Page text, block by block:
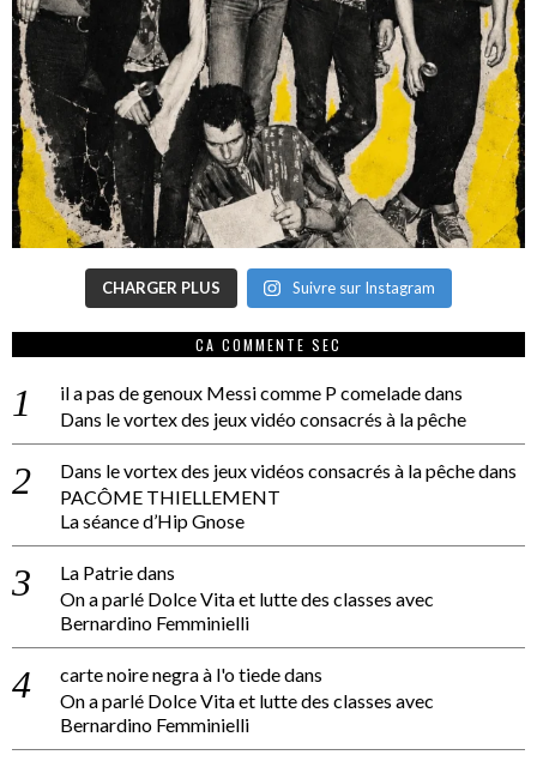
CHARGER PLUS Suivre sur Instagram
CA COMMENTE SEC
il a pas de genoux Messi comme P comeladedans
Dans le vortex des jeux vidéo consacrés à la pêche
Dans le vortex des jeux vidéos consacrés à la pêchedans
PACÔME THIELLEMENT
La séance d’Hip Gnose
La Patriedans
On a parlé Dolce Vita et lutte des classes avec
Bernardino Femminielli
carte noire negra à l'o tiededans
On a parlé Dolce Vita et lutte des classes avec
Bernardino Femminielli